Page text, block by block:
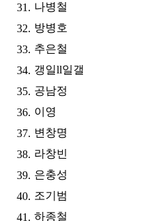
31. 나병철
32. 방병호
33. 추은철
34. 갱일ll일갤
35. 공남정
36. 이영
37. 변창명
38. 라창빈
39. 은충성
40. 조기범
41. 하종철